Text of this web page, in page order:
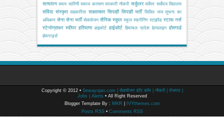
सत्यापन समय सारिणी समाज कल्याण सरकारी नौकरी सर्कुलर सर्वेयर सर्वोदय विद्यालय
संविदा संस्कृत सहकारिता साक्षात्कार सिपाही सिपाही भर्ती सिविल जज सूचना का
अधिकार सेना सेना भर्ती सेवायोजन सैनिक स्कूल स्कूल स्क्रीनिंग स्टाइपेंड स्टाफ नर्स
स्टेनोग्राफर स्वीपर हरियाणा हाइकोर्ट हाईकोर्ट हिमांचल प्रदेश हेल्पलाइन होमगार्ड
होमगार्ड्स
Copyright © 2012 • Sewayojan.com | सेवायोजन डॉट कॉम | नौकरी | रोजगार |
Jobs | Alerts • All Right Reserved
Blogger Template By : MKR
IVYthemes.com
Posts RSS• Comments RSS